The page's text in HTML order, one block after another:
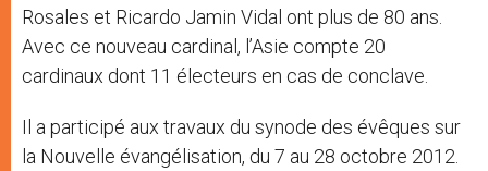
Rosales et Ricardo Jamin Vidal ont plus de 80 ans.
Avec ce nouveau cardinal, l’Asie compte 20
cardinaux dont 11 électeurs en cas de conclave.
Il a participé aux travaux du synode des évêques sur
la Nouvelle évangélisation, du 7 au 28 octobre 2012.